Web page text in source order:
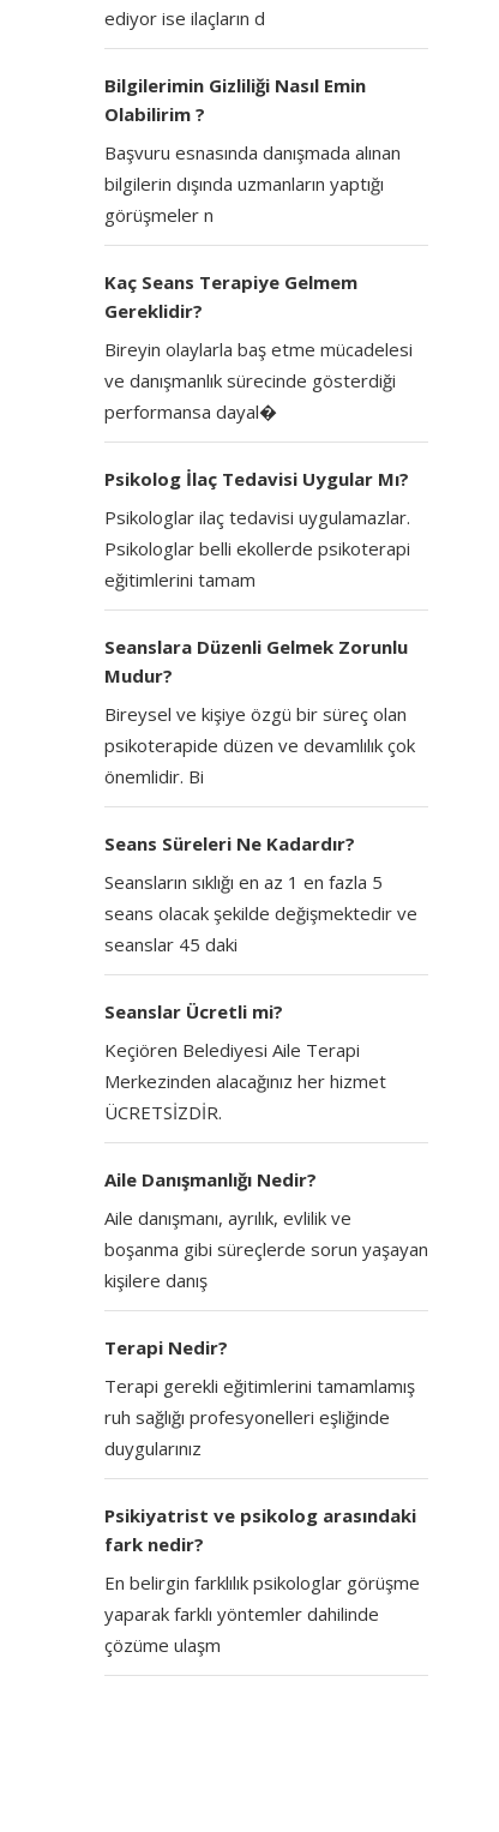
ediyor ise ilaçların d
Bilgilerimin Gizliliği Nasıl Emin
Olabilirim ?
Başvuru esnasında danışmada alınan
bilgilerin dışında uzmanların yaptığı
görüşmeler n
Kaç Seans Terapiye Gelmem
Gereklidir?
Bireyin olaylarla baş etme mücadelesi
ve danışmanlık sürecinde gösterdiği
performansa dayal�
Psikolog İlaç Tedavisi Uygular Mı?
Psikologlar ilaç tedavisi uygulamazlar.
Psikologlar belli ekollerde psikoterapi
eğitimlerini tamam
Seanslara Düzenli Gelmek Zorunlu
Mudur?
Bireysel ve kişiye özgü bir süreç olan
psikoterapide düzen ve devamlılık çok
önemlidir. Bi
Seans Süreleri Ne Kadardır?
Seansların sıklığı en az 1 en fazla 5
seans olacak şekilde değişmektedir ve
seanslar 45 daki
Seanslar Ücretli mi?
Keçiören Belediyesi Aile Terapi
Merkezinden alacağınız her hizmet
ÜCRETSİZDİR.
Aile Danışmanlığı Nedir?
Aile danışmanı, ayrılık, evlilik ve
boşanma gibi süreçlerde sorun yaşayan
kişilere danış
Terapi Nedir?
Terapi gerekli eğitimlerini tamamlamış
ruh sağlığı profesyonelleri eşliğinde
duygularınız
Psikiyatrist ve psikolog arasındaki
fark nedir?
En belirgin farklılık psikologlar görüşme
yaparak farklı yöntemler dahilinde
çözüme ulaşm